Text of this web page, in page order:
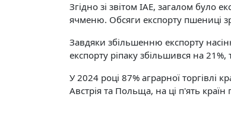
Згідно зі звітом ІАЕ, загалом
ячменю. Обсяги експорту пшениці
Завдяки збільшенню експорту
експорту ріпаку збільшився на
У 2024 році 87% аграрної торгівлі
Австрія та Польща, на ці п'ять країн